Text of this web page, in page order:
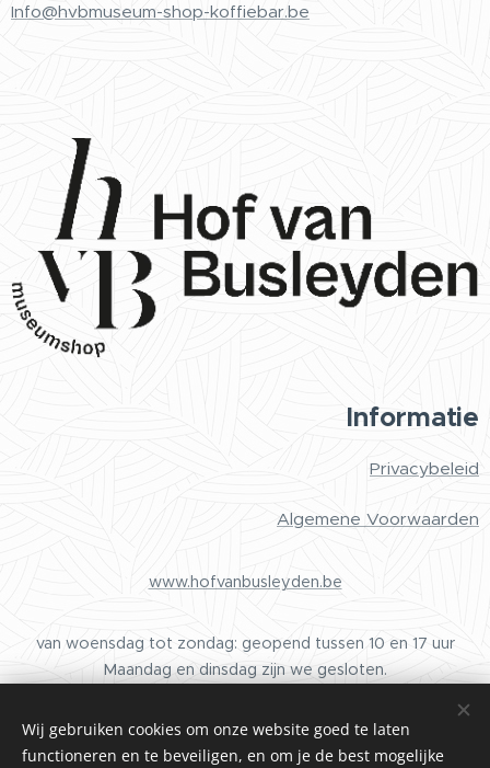
Info@hvbmuseum-shop-koffiebar.be
Informatie
Privacybeleid
Algemene Voorwaarden
www.hofvanbusleyden.be
van woensdag tot zondag: geopend tussen 10 en 17 uur
Maandag en dinsdag zijn we gesloten.
Cookies
Wij gebruiken cookies om onze website goed te laten
functioneren en te beveiligen, en om je de best mogelijke